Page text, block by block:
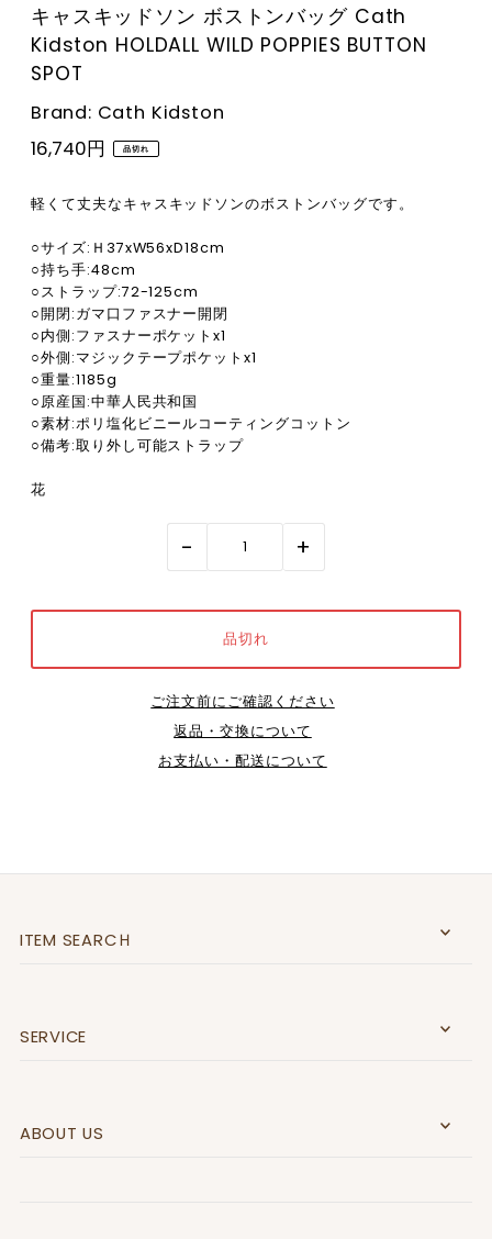
キャスキッドソン ボストンバッグ Cath
Kidston HOLDALL WILD POPPIES BUTTON
SPOT
Brand: Cath Kidston
16,740円 品切れ
軽くて丈夫なキャスキッドソンのボストンバッグです。
○サイズ:Ｈ37xW56xD18cm
○持ち手:48cm
○ストラップ:72-125cm
○開閉:ガマ口ファスナー開閉
○内側:ファスナーポケットx1
○外側:マジックテープポケットx1
○重量:1185g
○原産国:中華人民共和国
○素材:ポリ塩化ビニールコーティングコットン
○備考:取り外し可能ストラップ
花
- +
ご注文前にご確認ください
返品・交換について
お支払い・配送について
ITEM SEARCＨ
SERVICE
ABOUT US